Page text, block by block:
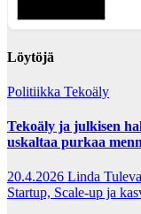
Löytöjä
Politiikka Tekoäly
Tekoäly ja julkisen
uskaltaa purkaa
20.4.2026 Linda
Startup, Scale-up ja